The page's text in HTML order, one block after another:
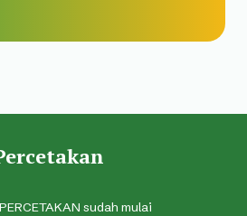
sudah mulai